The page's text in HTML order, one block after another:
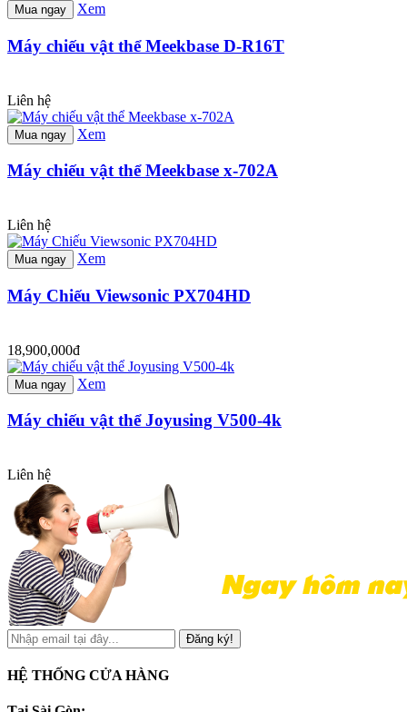
Mua ngay Xem
Máy chiếu vật thể Meekbase D-R16T
Liên hệ
Mua ngay Xem
Máy chiếu vật thể Meekbase x-702A
Liên hệ
Mua ngay Xem
Máy Chiếu Viewsonic PX704HD
18,900,000đ
Mua ngay Xem
Máy chiếu vật thể Joyusing V500-4k
Liên hệ
Đăng ký!
HỆ THỐNG CỬA HÀNG